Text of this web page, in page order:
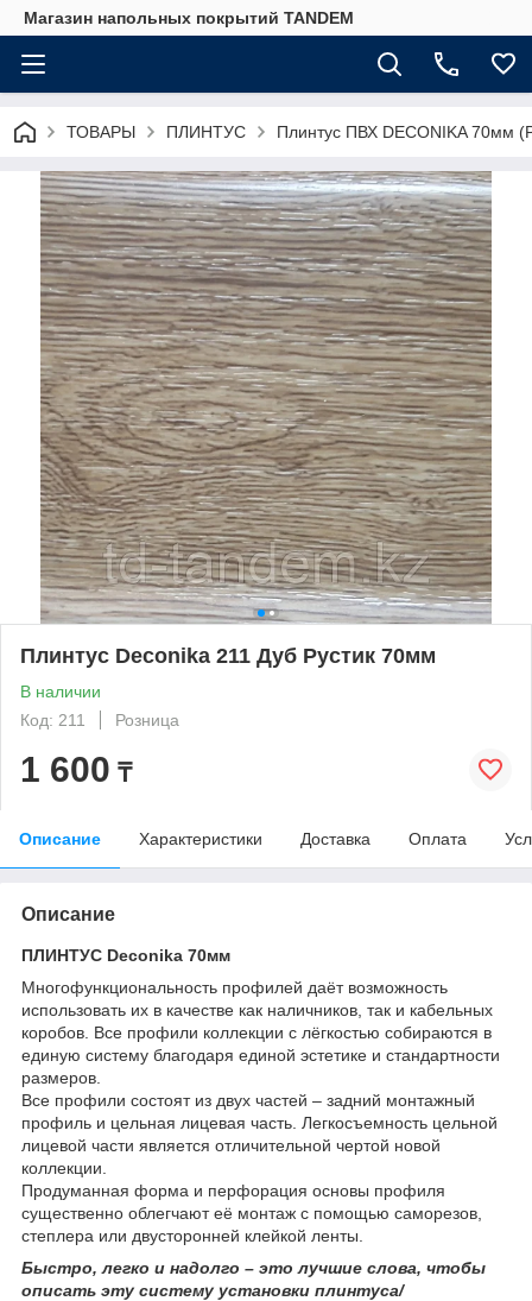
Магазин напольных покрытий TANDEM
ТОВАРЫ ПЛИНТУС Плинтус ПВХ DECONIKA 70мм
Плинтус Deconika 211 Дуб Рустик 70мм
В наличии
Код: 211
Розница
1 600 ₸
Описание Характеристики Доставка Оплата
Описание
ПЛИНТУС Deconika 70мм
Многофункциональность профилей даёт возможность
использовать их в качестве как наличников, так и кабельных
коробов. Все профили коллекции с лёгкостью собираются в
единую систему благодаря единой эстетике и стандартности
размеров.
Все профили состоят из двух частей – задний монтажный
профиль и цельная лицевая часть. Легкосъемность цельной
лицевой части является отличительной чертой новой
коллекции.
Продуманная форма и перфорация основы профиля
существенно облегчают её монтаж с помощью саморезов,
степлера или двусторонней клейкой ленты.
Быстро, легко и надолго – это лучшие слова, чтобы
описать эту систему установки плинтуса/